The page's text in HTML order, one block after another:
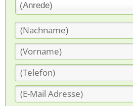
(Anrede)